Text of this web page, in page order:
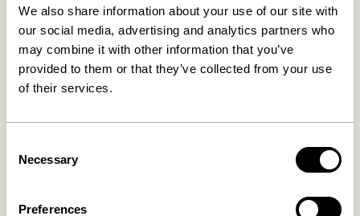
We also share information about your use of our site with
our social media, advertising and analytics partners who
may combine it with other information that you’ve
provided to them or that they’ve collected from your use
of their services.
Selection
Necessary
Preferences
Livraison gratuite à partir de499 DKK